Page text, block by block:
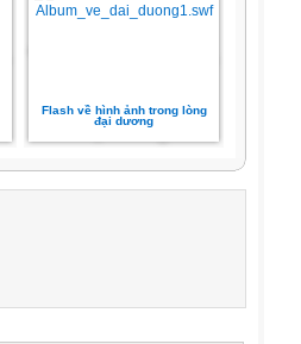
Flash về hình ảnh trong lòng
đại dương